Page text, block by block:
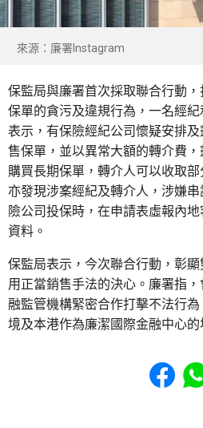
來源：廉署Instagram
保監局與廉署首次採取聯合行動
保單的貪污及違規行為，一名經
表示，有保險經紀公司懷疑安排
售保單，並以異常大額的轉介費
購買長期保單，轉介人可以收取
亦發現涉案經紀及轉介人，涉嫌
險公司投保時，在申請表虛報內
資料。
保監局表示，今次聯合行動，彰
用正當銷售手法的決心。廉署指
融監管機構緊密合作打擊不法行
境及本港作為廉潔國際金融中心的
Share